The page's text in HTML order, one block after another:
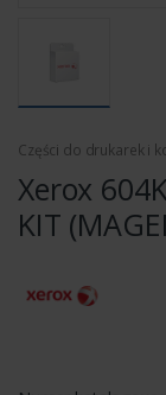
Części do drukarek i
Xerox
KIT